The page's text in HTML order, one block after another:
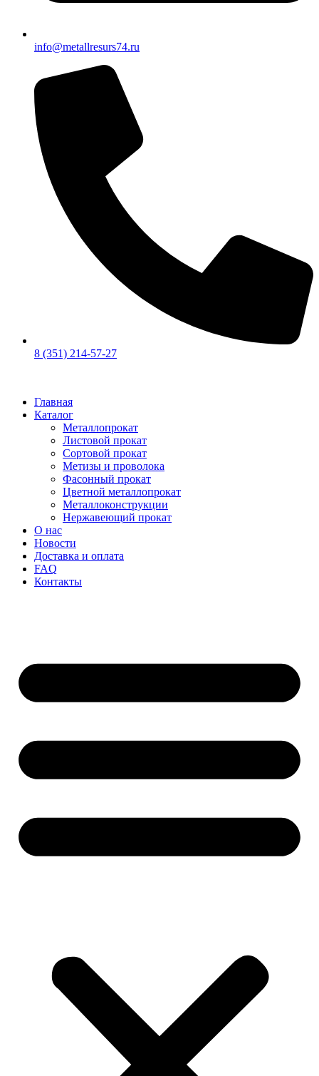
info@metallresurs74.ru
8 (351) 214-57-27
Главная
Каталог
Металлопрокат
Листовой прокат
Сортовой прокат
Метизы и проволока
Фасонный прокат
Цветной металлопрокат
Металлоконструкции
Нержавеющий прокат
О нас
Новости
Доставка и оплата
FAQ
Контакты